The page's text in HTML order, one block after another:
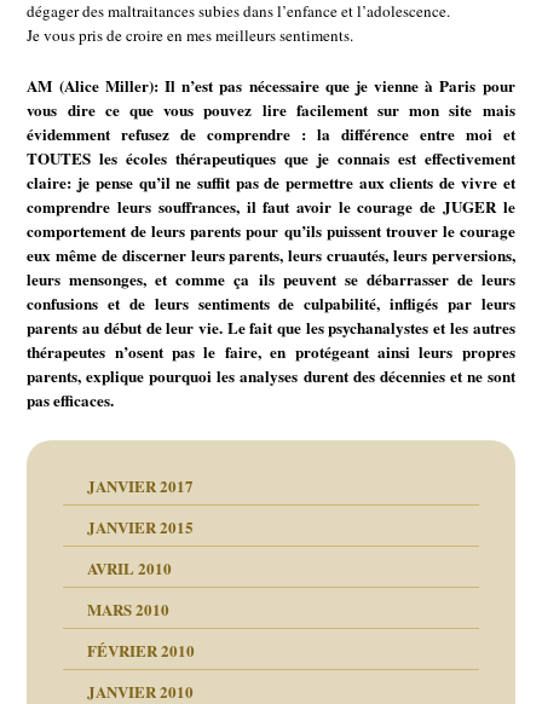
dégager des maltraitances subies dans l’enfance et l’adolescence.
Je vous pris de croire en mes meilleurs sentiments.
AM (Alice Miller): Il n’est pas nécessaire que je vienne à Paris pour
vous dire ce que vous pouvez lire facilement sur mon site mais
évidemment refusez de comprendre : la différence entre moi et
TOUTES les écoles thérapeutiques que je connais est effectivement
claire: je pense qu’il ne suffit pas de permettre aux clients de vivre et
comprendre leurs souffrances, il faut avoir le courage de JUGER le
comportement de leurs parents pour qu’ils puissent trouver le courage
eux même de discerner leurs parents, leurs cruautés, leurs perversions,
leurs mensonges, et comme ça ils peuvent se débarrasser de leurs
confusions et de leurs sentiments de culpabilité, infligés par leurs
parents au début de leur vie. Le fait que les psychanalystes et les autres
thérapeutes n’osent pas le faire, en protégeant ainsi leurs propres
parents, explique pourquoi les analyses durent des décennies et ne sont
pas efficaces.
JANVIER 2017
JANVIER 2015
AVRIL 2010
MARS 2010
FÉVRIER 2010
JANVIER 2010